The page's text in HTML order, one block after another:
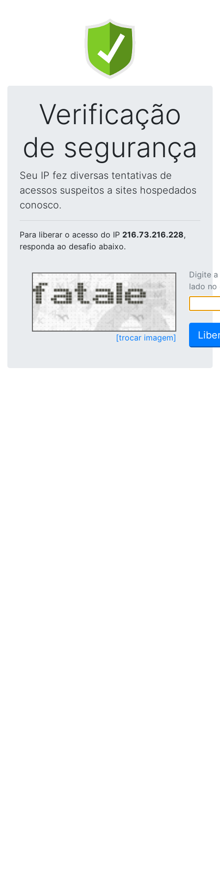
Verificação
de segurança
Seu IP fez diversas tentativas de
acessos suspeitos a sites hospedados
conosco.
Para liberar o acesso do IP 216.73.216.228,
responda ao desafio abaixo.
[trocar imagem]
Digite
lado no